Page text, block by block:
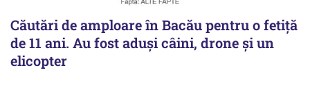
Căutări de amploare în Bacău pentru o fetiță
de 11 ani. Au fost aduși câini, drone și un
elicopter